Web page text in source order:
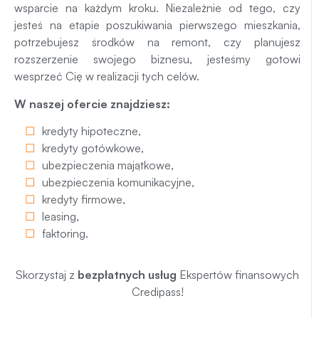
wsparcie na każdym kroku. Niezależnie od tego, czy
jesteś na etapie poszukiwania pierwszego mieszkania,
potrzebujesz środków na remont, czy planujesz
rozszerzenie swojego biznesu, jesteśmy gotowi
wesprzeć Cię w realizacji tych celów.
W naszej ofercie znajdziesz:
kredyty hipoteczne,
kredyty gotówkowe,
ubezpieczenia majątkowe,
ubezpieczenia komunikacyjne,
kredyty firmowe,
leasing,
faktoring.
Skorzystaj z bezpłatnych usług Ekspertów finansowych
Credipass!